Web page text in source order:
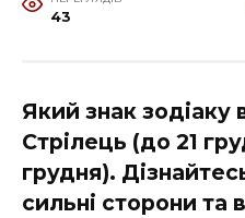
43
Який знак зодіаку
Стрілець (до 21
грудня).
сильні сторони та